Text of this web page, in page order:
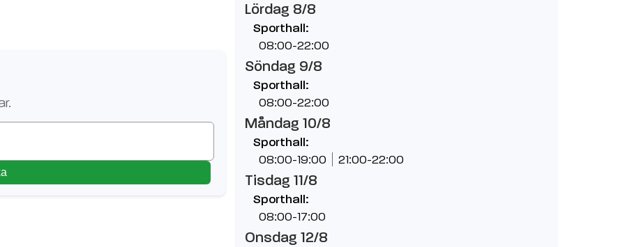
Lördag 8/8
Sporthall:
08:00-22:00
Söndag 9/8
Sporthall:
08:00-22:00
Måndag 10/8
Sporthall:
08:00-19:00 21:00-22:00
Tisdag 11/8
Sporthall:
08:00-17:00
Onsdag 12/8